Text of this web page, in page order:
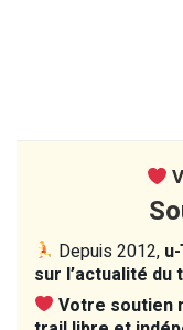
Depuis 2012,
sur l’actualité du
Votre soutien